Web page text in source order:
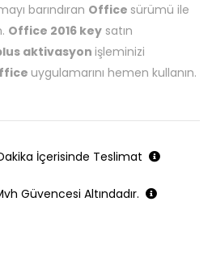
barındıran Office sürümü ile
Office 2016 key satın
aktivasyon işleminizi
uygulamarını hemen kullanın.
İçerisinde Teslimat
Güvencesi Altındadır.